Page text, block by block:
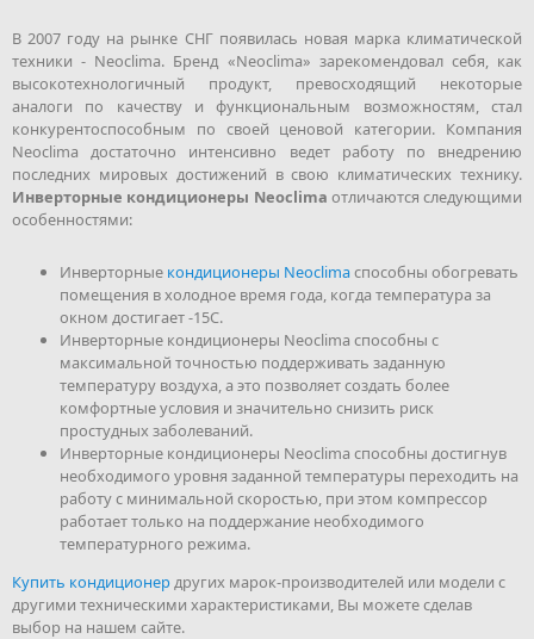
В 2007 году на рынке СНГ появилась новая марка климатической
техники - Neoclima. Бренд «Neoclima» зарекомендовал себя, как
высокотехнологичный продукт, превосходящий некоторые
аналоги по качеству и функциональным возможностям, стал
конкурентоспособным по своей ценовой категории. Компания
Neoclima достаточно интенсивно ведет работу по внедрению
последних мировых достижений в свою климатических технику.
Инверторные кондиционеры Neoclima отличаются следующими
особенностями:
Инверторные кондиционеры Neoclimaспособны обогревать
помещения в холодное время года, когда температура за
окном достигает -15С.
Инверторные кондиционеры Neoclima способны с
максимальной точностью поддерживать заданную
температуру воздуха, а это позволяет создать более
комфортные условия и значительно снизить риск
простудных заболеваний.
Инверторные кондиционеры Neoclima способны достигнув
необходимого уровня заданной температуры переходить на
работу с минимальной скоростью, при этом компрессор
работает только на поддержание необходимого
температурного режима.
Купить кондиционер других марок-производителей или модели с
другими техническими характеристиками, Вы можете сделав
выбор на нашем сайте.